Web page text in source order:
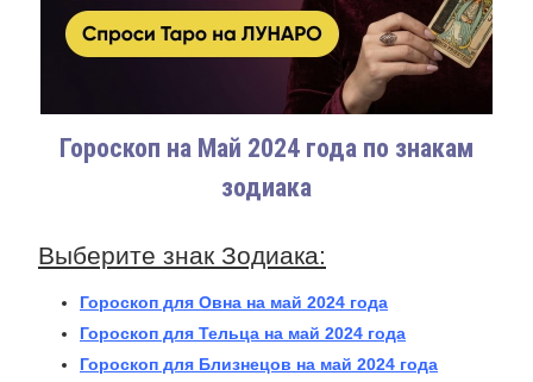
Гороскоп на Май 2024 года по знакам
зодиака
Выберите знак Зодиака:
Гороскоп для Овна на май 2024 года
Гороскоп для Тельца на май 2024 года
Гороскоп для Близнецов на май 2024 года